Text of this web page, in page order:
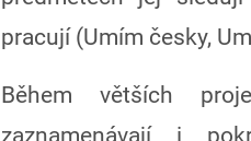
pracují (Umím česky,
Během větších
zaznamenávají i